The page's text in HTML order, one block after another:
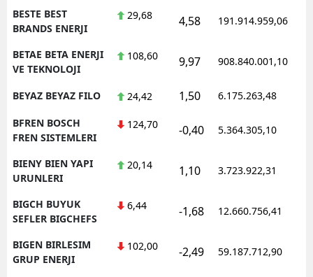
BESTE BEST
BRANDS ENERJI
29,68 4,58 191.914.959,06
BETAE BETA ENERJI
VE TEKNOLOJI
108,60 9,97 908.840.001,10
BEYAZ BEYAZ FILO 24,42 1,50 6.175.263,48
BFREN BOSCH
FREN SISTEMLERI
124,70 -0,40 5.364.305,10
BIENY BIEN YAPI
URUNLERI
20,14 1,10 3.723.922,31
BIGCH BUYUK
SEFLER BIGCHEFS
6,44 -1,68 12.660.756,41
BIGEN BIRLESIM
GRUP ENERJI
102,00 -2,49 59.187.712,90